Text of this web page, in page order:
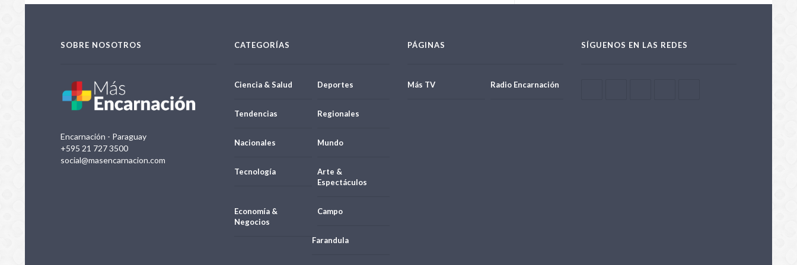
SOBRE NOSOTROS
Encarnación - Paraguay
+595 21 727 3500
social@masencarnacion.com
CATEGORÍAS
Ciencia & Salud Deportes
Tendencias Regionales
Nacionales Mundo
Tecnología
Arte &
Espectáculos
Economía &
Negocios
Campo
Farandula
PÁGINAS
Más TV Radio Encarnación
SÍGUENOS EN LAS REDES